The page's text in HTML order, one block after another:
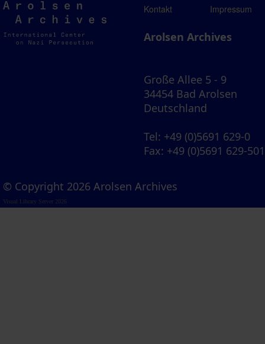
Arolsen
Archives
Kontakt Impressum
Arolsen Archives
Große Allee 5 - 9
34454 Bad Arolsen
Deutschland
Tel: +49 (0)5691 629-0
Fax: +49 (0)5691 629-501
© Copyright 2026 Arolsen Archives
Visual Library Server 2026